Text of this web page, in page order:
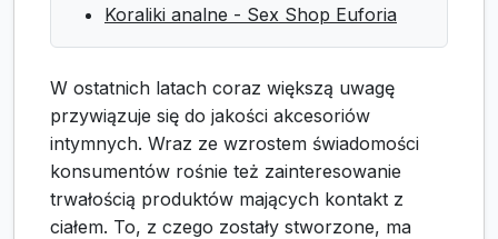
Koraliki analne - Sex Shop Euforia
W ostatnich latach coraz większą uwagę
przywiązuje się do jakości akcesoriów
intymnych. Wraz ze wzrostem świadomości
konsumentów rośnie też zainteresowanie
trwałością produktów mających kontakt z
ciałem. To, z czego zostały stworzone, ma